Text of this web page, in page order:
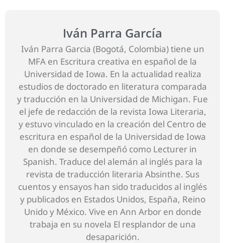
Iván Parra García
Iván Parra Garcia (Bogotá, Colombia) tiene un
MFA en Escritura creativa en español de la
Universidad de Iowa. En la actualidad realiza
estudios de doctorado en literatura comparada
y traducción en la Universidad de Michigan. Fue
el jefe de redacción de la revista Iowa Literaria,
y estuvo vinculado en la creación del Centro de
escritura en español de la Universidad de Iowa
en donde se desempeñó como Lecturer in
Spanish. Traduce del alemán al inglés para la
revista de traducción literaria Absinthe. Sus
cuentos y ensayos han sido traducidos al inglés
y publicados en Estados Unidos, España, Reino
Unido y México. Vive en Ann Arbor en donde
trabaja en su novela El resplandor de una
desaparición.